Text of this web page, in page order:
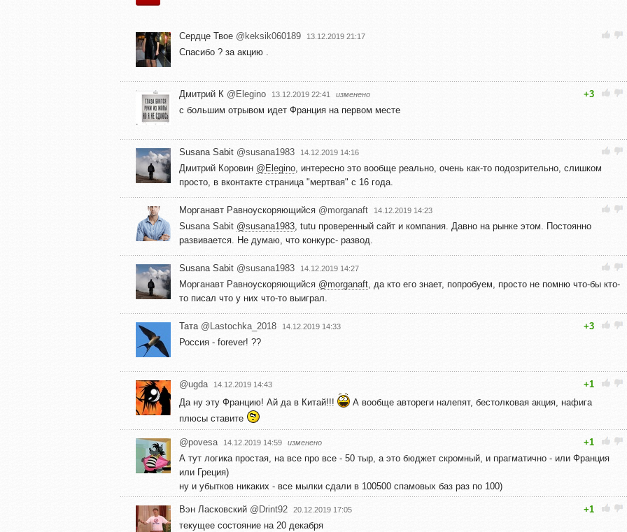
Сердце Твое @keksik060189 13.12.2019 21:17
Спасибо ? за акцию .
Дмитрий К @Elegino 13.12.2019 22:41 изменено
+3
с большим отрывом идет Франция на первом месте
Susana Sabit @susana1983 14.12.2019 14:16
Дмитрий Коровин @Elegino, интересно это вообще реально, очень как-то подозрительно, слишком
просто, в вконтакте страница "мертвая" с 16 года.
Морганавт Равноускоряющийся @morganaft 14.12.2019 14:23
Susana Sabit @susana1983, tutu проверенный сайт и компания. Давно на рынке этом. Постоянно
развивается. Не думаю, что конкурс- развод.
Susana Sabit @susana1983 14.12.2019 14:27
Морганавт Равноускоряющийся @morganaft, да кто его знает, попробуем, просто не помню что-бы кто-
то писал что у них что-то выиграл.
Тата @Lastochka_2018 14.12.2019 14:33
+3
Россия - forever! ??
@ugda 14.12.2019 14:43
+1
Да ну эту Францию! Ай да в Китай!!!
А вообще автореги налепят, бестолковая акция, нафига
плюсы ставите
@povesa 14.12.2019 14:59 изменено
+1
А тут логика простая, на все про все - 50 тыр, а это бюджет скромный, и прагматично - или Франция
или Греция)
ну и убытков никаких - все мылки сдали в 100500 спамовых баз раз по 100)
Вэн Ласковский @Drint92 20.12.2019 17:05
+1
текущее состояние на 20 декабря